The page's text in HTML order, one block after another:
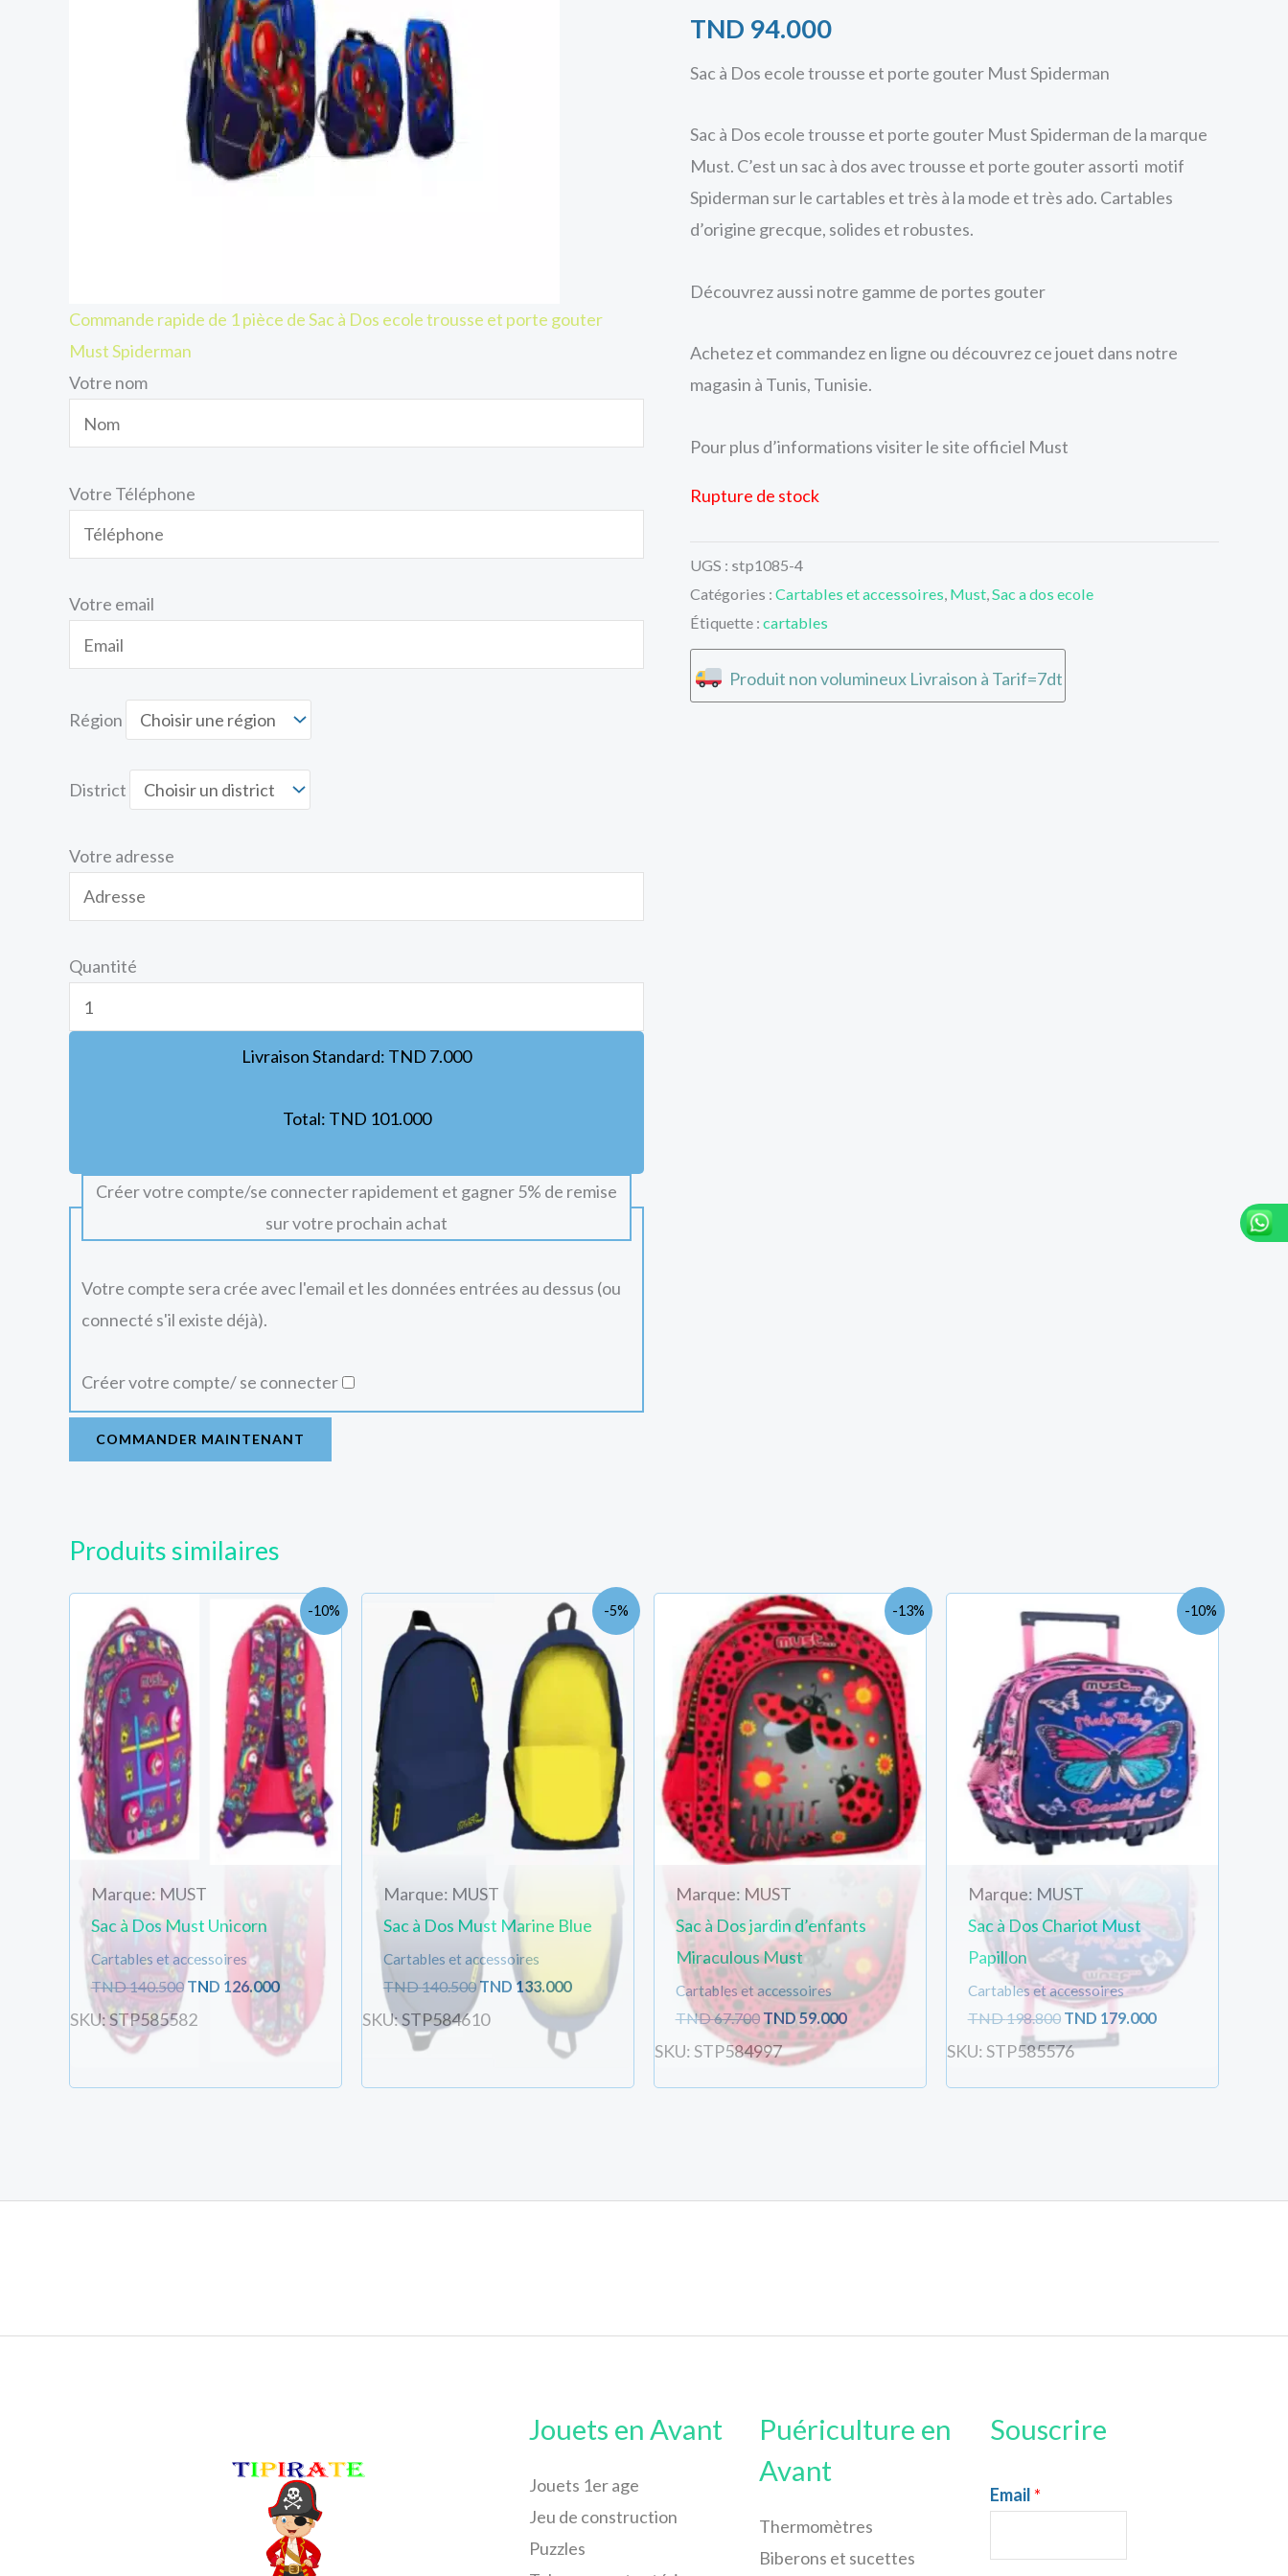
Commande rapide de 1 pièce de Sac à Dos ecole trousse et porte gouter
Must Spiderman
Votre nom
Votre Téléphone
Votre email
Région
District
Votre adresse
Quantité
Livraison Standard: TND 7.000
Total: TND 101.000
Créer votre compte/se connecter rapidement et gagner 5% de remise
sur votre prochain achat
Votre compte sera crée avec l'email et les données entrées au dessus (ou
connecté s'il existe déjà).
Créer votre compte/ se connecter
COMMANDER MAINTENANT
TND 94.000
Sac à Dos ecole trousse et porte gouter Must Spiderman
Sac à Dos ecole trousse et porte gouter Must Spiderman de la marque
Must. C’est un sac à dos avec trousse et porte gouter assorti motif
Spiderman sur le cartables et très à la mode et très ado. Cartables
d’origine grecque, solides et robustes.
Découvrez aussi notre gamme de portes gouter
Achetez et commandez en ligne ou découvrez ce jouet dans notre
magasin à Tunis, Tunisie.
Pour plus d’informations visiter le site officiel Must
Rupture de stock
UGS : stp1085-4
Catégories : Cartables et accessoires Must Sac a dos ecole
Étiquette : cartables
Produit non volumineux Livraison à Tarif=7dt
Produits similaires
-10%
Marque: MUST
Sac à Dos Must Unicorn
Cartables et accessoires
TND140.500
TND
140.500.
TND 126.000
Le
prix
actuel
est :
TND
126.000.
SKU: STP585582
-5%
Marque: MUST
Sac à Dos Must Marine Blue
Cartables et accessoires
TND140.500
était :
TND
140.500.
TND 133.000
Le
prix
actuel
est :
TND
133.000.
SKU: STP584610
-13%
Marque: MUST
Sac à Dos jardin d’enfants
Miraculous Must
Cartables et accessoires
TND67.700
Le
prix
initial
était :
TND
67.700.
TND59.000
prix
actuel
est :
TND
59.000.
SKU: STP584997
-10%
Marque: MUST
Sac à Dos Chariot Must
Papillon
Cartables et accessoires
TND198.800
prix
était :
TND
198.800.
TND 179.000
prix
TND
179.000.
SKU: STP585576
Jouets en Avant
Jouets 1er age
Jeu de construction
Puzzles
Puériculture en
Avant
Thermomètres
Biberons et sucettes
Souscrire
Email *